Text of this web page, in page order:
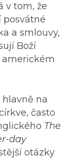
v tom, že
posvátné
a smlouvy,
Boží
americkém
na
často
The
day
otázky